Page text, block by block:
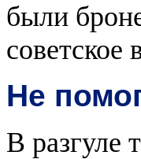
были
советское
Не
В разгуле